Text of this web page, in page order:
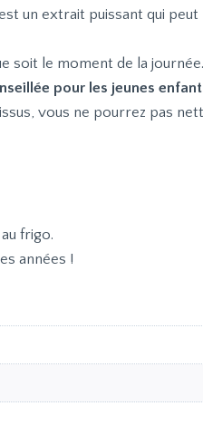
un extrait puissant qui
soit le moment de la journée.
pour les jeunes
vous ne pourrez pas
frigo.
années !